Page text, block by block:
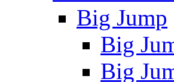
Big Jump
Big
Big